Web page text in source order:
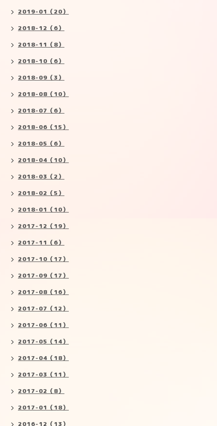
2019-01（20）
2018-12（6）
2018-11（8）
2018-10（6）
2018-09（3）
2018-08（10）
2018-07（6）
2018-06（15）
2018-05（6）
2018-04（10）
2018-03（2）
2018-02（5）
2018-01（10）
2017-12（19）
2017-11（6）
2017-10（17）
2017-09（17）
2017-08（16）
2017-07（12）
2017-06（11）
2017-05（14）
2017-04（18）
2017-03（11）
2017-02（8）
2017-01（18）
2016-12（13）